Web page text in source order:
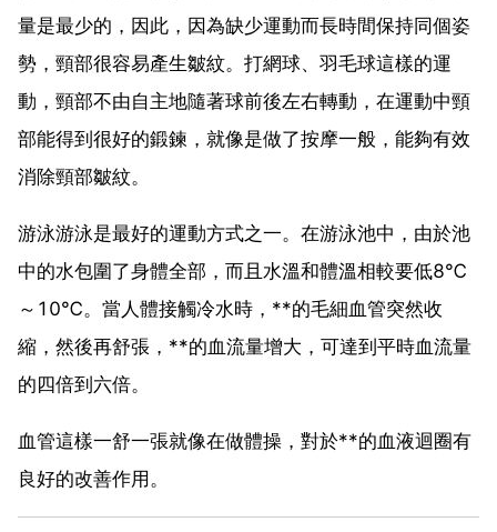
量是最少的，因此，因為缺少運動而長時間保持同個姿
勢，頸部很容易產生皺紋。打網球、羽毛球這樣的運
動，頸部不由自主地隨著球前後左右轉動，在運動中頸
部能得到很好的鍛鍊，就像是做了按摩一般，能夠有效
消除頸部皺紋。
游泳游泳是最好的運動方式之一。在游泳池中，由於池
中的水包圍了身體全部，而且水溫和體溫相較要低8℃
～10℃。當人體接觸冷水時，**的毛細血管突然收
縮，然後再舒張，**的血流量增大，可達到平時血流量
的四倍到六倍。
血管這樣一舒一張就像在做體操，對於**的血液迴圈有
良好的改善作用。